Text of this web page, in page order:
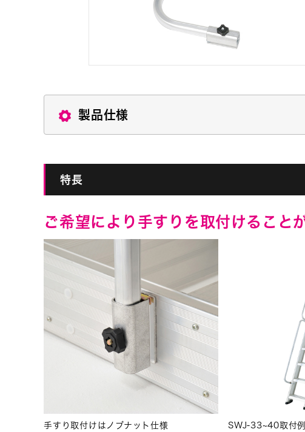
製品仕様
特長
ご希望により手すりを取付けること
手すり取付けはノブナット仕様
SWJ-33~40取付